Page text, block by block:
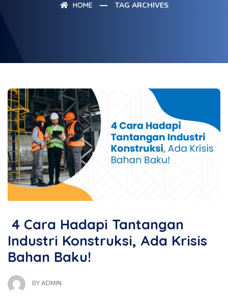
HOME TAG ARCHIVES
4 Cara Hadapi Tantangan
Industri Konstruksi, Ada Krisis
Bahan Baku!
BYADMIN